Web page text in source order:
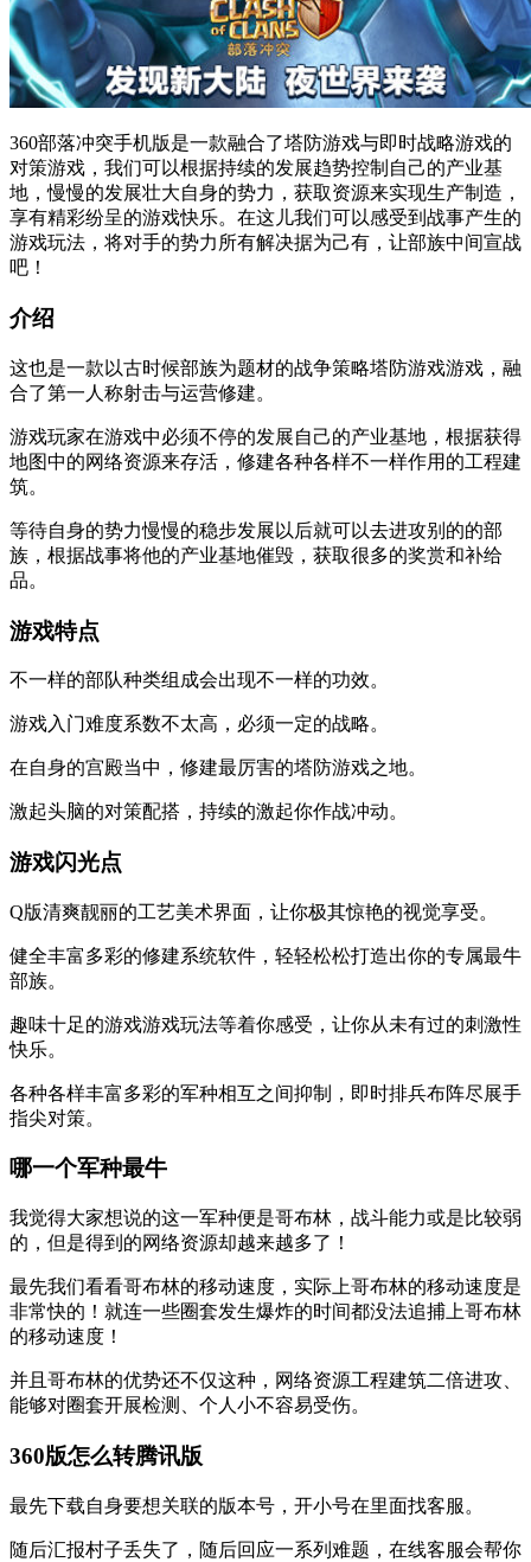
360部落冲突手机版是一款融合了塔防游戏与即时战略游戏的
对策游戏，我们可以根据持续的发展趋势控制自己的产业基
地，慢慢的发展壮大自身的势力，获取资源来实现生产制造，
享有精彩纷呈的游戏快乐。在这儿我们可以感受到战事产生的
游戏玩法，将对手的势力所有解决据为己有，让部族中间宣战
吧！
介绍
这也是一款以古时候部族为题材的战争策略塔防游戏游戏，融
合了第一人称射击与运营修建。
游戏玩家在游戏中必须不停的发展自己的产业基地，根据获得
地图中的网络资源来存活，修建各种各样不一样作用的工程建
筑。
等待自身的势力慢慢的稳步发展以后就可以去进攻别的的部
族，根据战事将他的产业基地催毁，获取很多的奖赏和补给
品。
游戏特点
不一样的部队种类组成会出现不一样的功效。
游戏入门难度系数不太高，必须一定的战略。
在自身的宫殿当中，修建最厉害的塔防游戏之地。
激起头脑的对策配搭，持续的激起你作战冲动。
游戏闪光点
Q版清爽靓丽的工艺美术界面，让你极其惊艳的视觉享受。
健全丰富多彩的修建系统软件，轻轻松松打造出你的专属最牛
部族。
趣味十足的游戏游戏玩法等着你感受，让你从未有过的刺激性
快乐。
各种各样丰富多彩的军种相互之间抑制，即时排兵布阵尽展手
指尖对策。
哪一个军种最牛
我觉得大家想说的这一军种便是哥布林，战斗能力或是比较弱
的，但是得到的网络资源却越来越多了！
最先我们看看哥布林的移动速度，实际上哥布林的移动速度是
非常快的！就连一些圈套发生爆炸的时间都没法追捕上哥布林
的移动速度！
并且哥布林的优势还不仅这种，网络资源工程建筑二倍进攻、
能够对圈套开展检测、个人小不容易受伤。
360版怎么转腾讯版
最先下载自身要想关联的版本号，开小号在里面找客服。
随后汇报村子丢失了，随后回应一系列难题，在线客服会帮你